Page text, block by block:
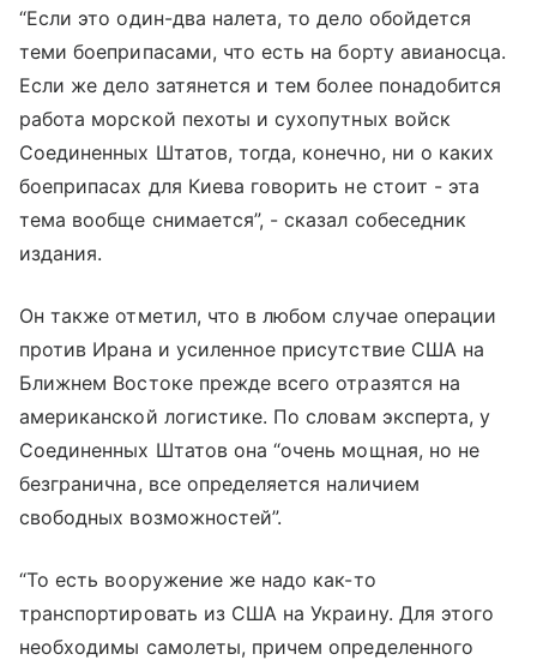
“Если это один-два налета, то дело обойдется
теми боеприпасами, что есть на борту авианосца.
Если же дело затянется и тем более понадобится
работа морской пехоты и сухопутных войск
Соединенных Штатов, тогда, конечно, ни о каких
боеприпасах для Киева говорить не стоит - эта
тема вообще снимается”, - сказал собеседник
издания.
Он также отметил, что в любом случае операции
против Ирана и усиленное присутствие США на
Ближнем Востоке прежде всего отразятся на
американской логистике. По словам эксперта, у
Соединенных Штатов она “очень мощная, но не
безгранична, все определяется наличием
свободных возможностей”.
“То есть вооружение же надо как-то
транспортировать из США на Украину. Для этого
необходимы самолеты, причем определенного